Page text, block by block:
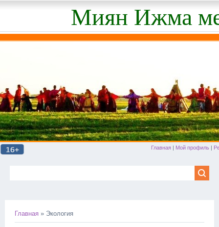
Миян Ижма
Главная | Мой профиль |
Главная » Экология